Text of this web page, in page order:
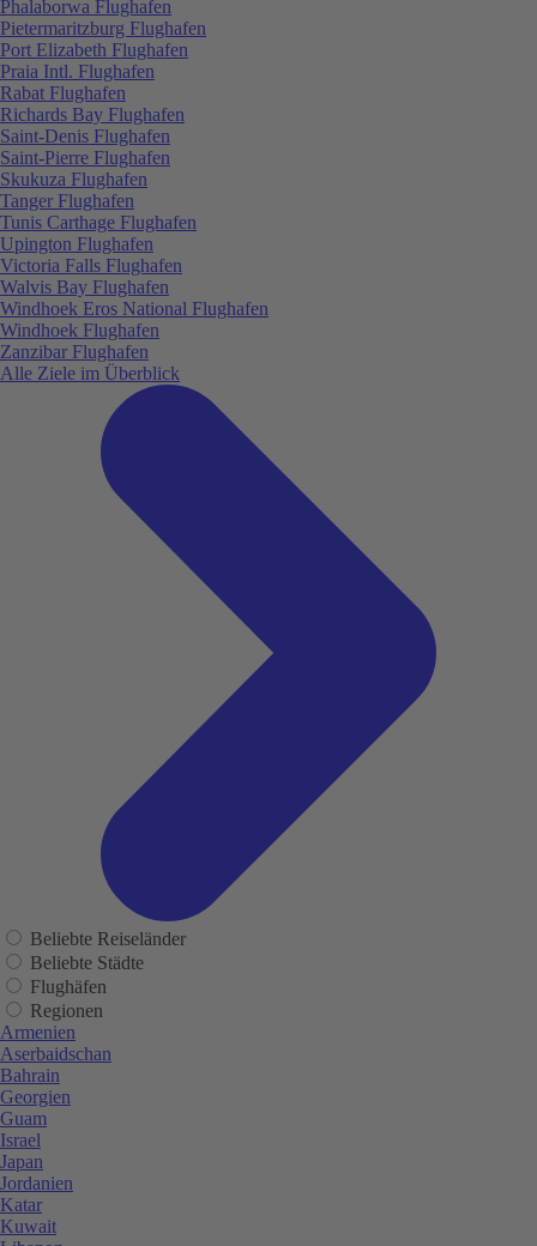
Phalaborwa Flughafen
Pietermaritzburg Flughafen
Port Elizabeth Flughafen
Praia Intl. Flughafen
Rabat Flughafen
Richards Bay Flughafen
Saint-Denis Flughafen
Saint-Pierre Flughafen
Skukuza Flughafen
Tanger Flughafen
Tunis Carthage Flughafen
Upington Flughafen
Victoria Falls Flughafen
Walvis Bay Flughafen
Windhoek Eros National Flughafen
Windhoek Flughafen
Zanzibar Flughafen
Alle Ziele im Überblick
Beliebte Reiseländer
Beliebte Städte
Flughäfen
Regionen
Armenien
Aserbaidschan
Bahrain
Georgien
Guam
Israel
Japan
Jordanien
Katar
Kuwait